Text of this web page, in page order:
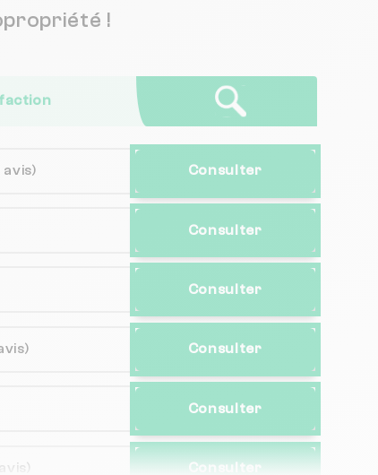
!
Consulter
Consulter
Consulter
Consulter
Consulter
Consulter